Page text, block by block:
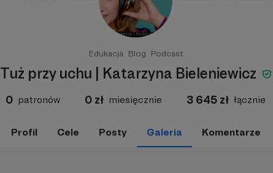
Edukacja Blog Podcast
Tuż przy uchu | Katarzyna Bieleniewicz
0 patronów 0 zł miesięcznie 3 645 zł łącznie
Profil Cele Posty Galeria Komentarze